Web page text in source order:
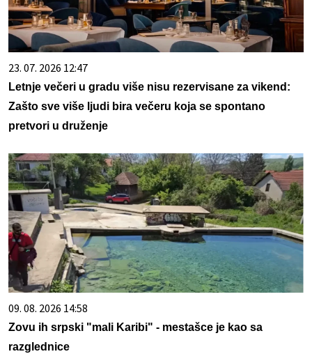
23. 07. 2026 12:47
Letnje večeri u gradu više nisu rezervisane za vikend:
Zašto sve više ljudi bira večeru koja se spontano
pretvori u druženje
09. 08. 2026 14:58
Zovu ih srpski "mali Karibi" - mestašce je kao sa
razglednice